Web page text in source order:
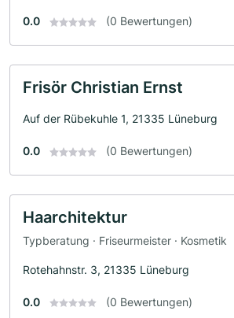
0.0 (0 Bewertungen)
Frisör Christian Ernst
Auf der Rübekuhle 1, 21335 Lüneburg
0.0 (0 Bewertungen)
Haarchitektur
Typberatung · Friseurmeister · Kosmetik
Rotehahnstr. 3, 21335 Lüneburg
0.0 (0 Bewertungen)